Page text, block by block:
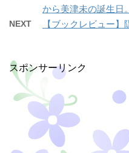
から美津未の誕生日
NEXT 【ブックレビュー】
スポンサーリンク